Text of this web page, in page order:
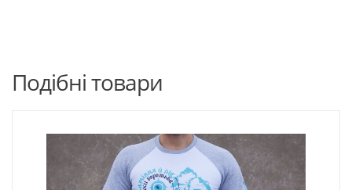
Подібні товари